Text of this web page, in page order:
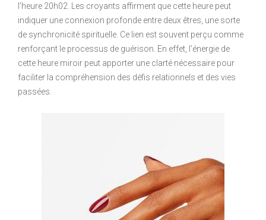
l’heure 20h02. Les croyants affirment que cette heure peut
indiquer une connexion profonde entre deux êtres, une sorte
de synchronicité spirituelle. Ce lien est souvent perçu comme
renforçant le processus de guérison. En effet, l’énergie de
cette heure miroir peut apporter une clarté nécessaire pour
faciliter la compréhension des défis relationnels et des vies
passées.